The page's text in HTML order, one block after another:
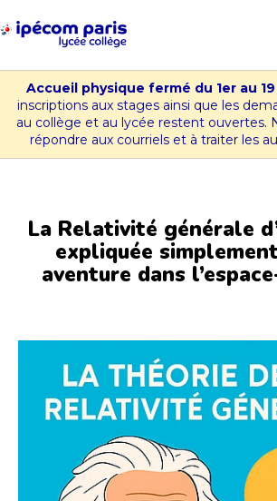
au
Collège
Ipécom
Paris
Accueil physique fermé du 1er au
inscriptions aux stages ainsi que les
au collège et au lycée restent ouvertes.
répondre aux courriels et à traiter les
La Relativité générale
expliquée
aventure dans